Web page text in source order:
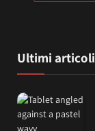
Ultimi articoli